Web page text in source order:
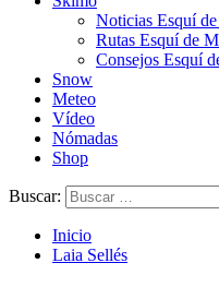
Noticias Esquí
Rutas Esquí de
Consejos Esquí
Snow
Meteo
Vídeo
Nómadas
Shop
Buscar:
Inicio
Laia Sellés